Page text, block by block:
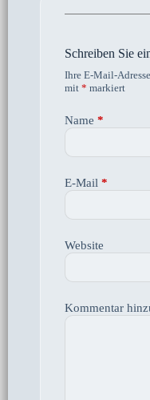
Schreiben Sie
Ihre E-Mail-
mit * markiert
Name *
E-Mail *
Website
Kommentar